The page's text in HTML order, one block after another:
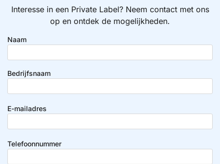
Interesse in een Private Label? Neem contact met ons
op en ontdek de mogelijkheden.
Naam
Bedrijfsnaam
E-mailadres
Telefoonnummer